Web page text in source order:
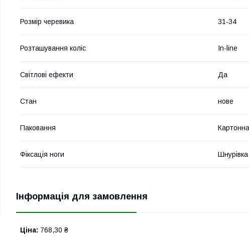
Розмір черевика 31-34
Розташування коліс In-line
Світлові ефекти Да
Стан нове
Паковання
Фіксація ноги Шнурівка
Інформація для замовлення
Ціна: 768,30 ₴